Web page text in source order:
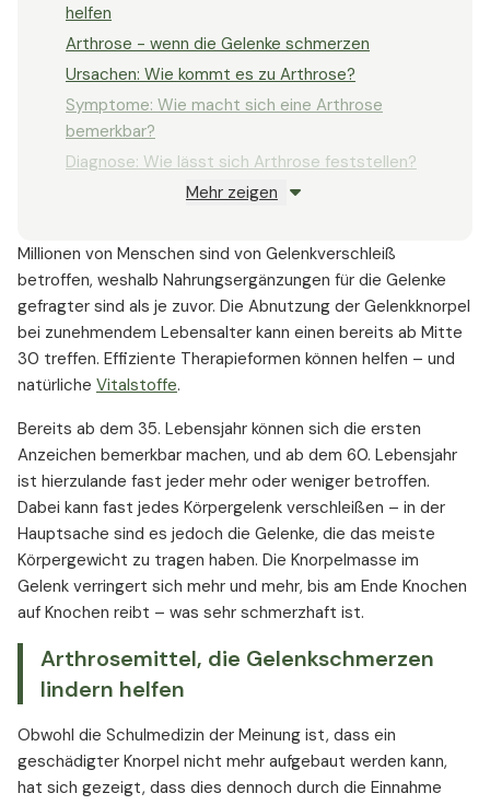
helfen
Arthrose - wenn die Gelenke schmerzen
Ursachen: Wie kommt es zu Arthrose?
Symptome: Wie macht sich eine Arthrose
bemerkbar?
Diagnose: Wie lässt sich Arthrose feststellen?
Therapie: Mit welchen Medikamenten wird
Vorbeugen: Frühzeitig Arthrose aufhalten
Mehr zeigen
Millionen von Menschen sind von Gelenkverschleiß
betroffen, weshalb Nahrungsergänzungen für die Gelenke
gefragter sind als je zuvor. Die Abnutzung der Gelenkknorpel
bei zunehmendem Lebensalter kann einen bereits ab Mitte
30 treffen. Effiziente Therapieformen können helfen – und
natürliche Vitalstoffe.
Bereits ab dem 35. Lebensjahr können sich die ersten
Anzeichen bemerkbar machen, und ab dem 60. Lebensjahr
ist hierzulande fast jeder mehr oder weniger betroffen.
Dabei kann fast jedes Körpergelenk verschleißen – in der
Hauptsache sind es jedoch die Gelenke, die das meiste
Körpergewicht zu tragen haben. Die Knorpelmasse im
Gelenk verringert sich mehr und mehr, bis am Ende Knochen
auf Knochen reibt – was sehr schmerzhaft ist.
Arthrosemittel, die Gelenkschmerzen
lindern helfen
Obwohl die Schulmedizin der Meinung ist, dass ein
geschädigter Knorpel nicht mehr aufgebaut werden kann,
hat sich gezeigt, dass dies dennoch durch die Einnahme